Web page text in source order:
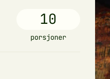
10
porsjoner